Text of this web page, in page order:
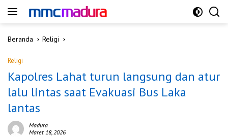
Beranda
Religi
Religi
Kapolres Lahat turun langsung dan atur
lalu lintas saat Evakuasi Bus Laka
lantas
Madura
Maret 18, 2026